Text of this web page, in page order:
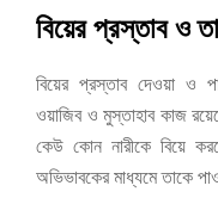
বিয়ের প্রস্তাব ও
বিয়ের প্রস্তাব দেওয়া ও
ওয়াজিব ও মুস্তাহাব কাজ
কেউ কোন নারীকে বিয়ে
অভিভাবকের মাধ্যমে তাকে